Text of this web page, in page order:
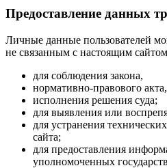
Предоставление данных
Личные данные пользователей
не связанным с настоящим
для соблюдения закона,
нормативно-правового акта,
исполнения решения суда;
для выявления или
для устранения
сайта;
для предоставления
уполномоченных